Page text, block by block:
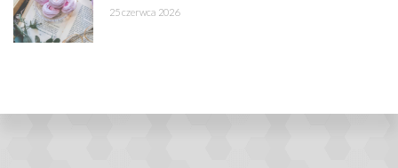
25 czerwca 2026